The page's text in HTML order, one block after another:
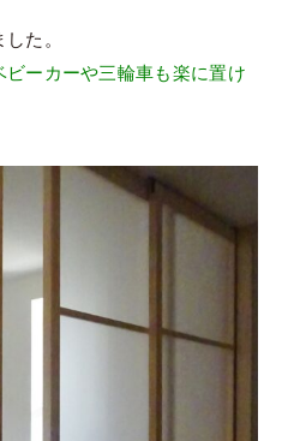
た。
ビーカーや三輪車も楽に置け